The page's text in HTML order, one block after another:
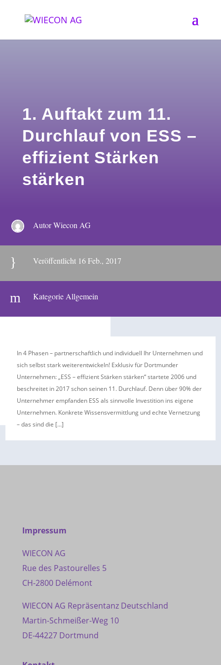
1. Auftakt zum 11.
Durchlauf von ESS –
effizient Stärken
stärken
Autor Wiecon AG
} Veröffentlicht 16 Feb., 2017
m Kategorie Allgemein
In 4 Phasen – partnerschaftlich und individuell Ihr Unternehmen und
sich selbst stark weiterentwickeln! Exklusiv für Dortmunder
Unternehmen: „ESS – effizient Stärken stärken“ startete 2006 und
beschreitet in 2017 schon seinen 11. Durchlauf. Denn über 90% der
Unternehmer empfanden ESS als sinnvolle Investition ins eigene
Unternehmen. Konkrete Wissensvermittlung und echte Vernetzung
– das sind die […]
Impressum
WIECON AG
Rue des Pastourelles 5
CH-2800 Delémont
WIECON AG Repräsentanz Deutschland
Martin-Schmeißer-Weg 10
DE-44227 Dortmund